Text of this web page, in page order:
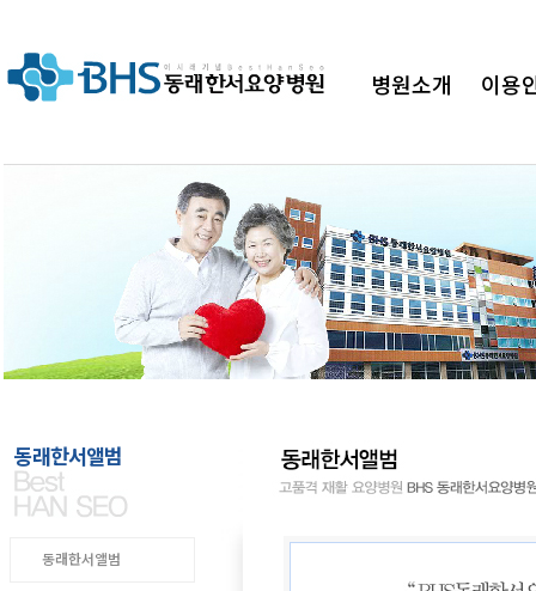
병원소개 이용
BHS 동래한서요양병원이 함께하겠
동래한서앨범
동래한서앨범